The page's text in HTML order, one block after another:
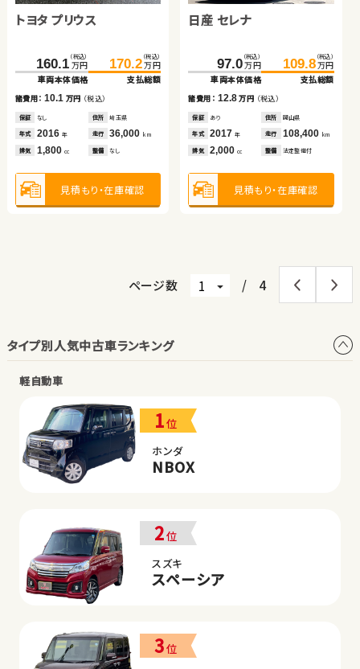
トヨタ プリウス
160.1 （税込）
万円
車両本体価格
170.2 （税込）
万円
支払総額
諸費用：10.1 万円 （税込）
保証 なし 住所 埼玉県
年式 2016 年 走行 36,000 km
排気 1,800 cc 整備 なし
見積もり・在庫確認
日産 セレナ
97.0 （税込）
万円
車両本体価格
109.8 （税込）
万円
支払総額
諸費用： 12.8万円 （税込）
保証 あり 住所 岡山県
年式 2017年 走行 108,400 km
排気 2,000cc 整備 法定整備付
見積もり・在庫確認
トヨタ アルファード
102.7 （税込）
万円
車両本体価格
119.1 （税込）
万円
支払総額
諸費用：16.4 万円 （税込）
保証 なし 住所 群馬県
年式 2012 年 走行 56,900 km
排気 2,400 cc 整備 なし
見積もり・在庫確認
ホンダ Ｎ ＢＯＸ
90.7万円
車両本体価格
諸費用：9.2 万円 （税込）
保証 あり 住所 宮城県
排気 660 整備 法定整備付
ダイハツ タント
114.8 （税込）
万円
車両本体価格
122.8 （税込）
万円
支払総額
諸費用：8.0万円（税込）
保証 あり 住所 埼玉県
年式 2021 年 走行 23,200 km
排気 660cc 整備 法定整備付
見積もり・在庫確認
トヨタ ヴォクシー
54.3 （税込）
万円
車両本体価格
69.7 （税込）
万円
支払総額
諸費用： 15.4万円 （税込）
保証 なし 住所 茨城県
年式 2012年 走行 110,900 km
排気 2,000cc 整備 法定整備付
見積もり・在庫確認
ページ数 / 4
タイプ別人気中古車ランキング
軽自動車
1位
ホンダ
NBOX
2位
スズキ
スペーシア
3位